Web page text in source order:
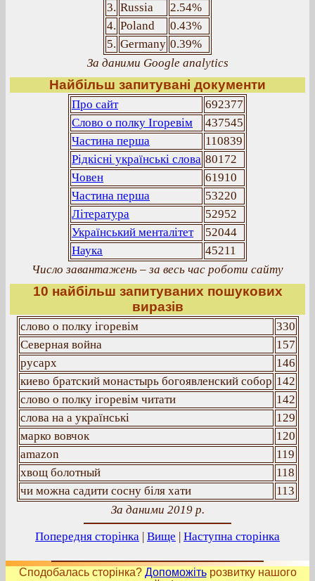
3. Russia
2.54%
4. Poland
0.43%
5. Germany 0.39%
За даними Google analytics
Найбільш запитувані документи
Про сайт
692377
Слово о полку Ігоревім
437545
Частина перша
110839
Рідкісні українські слова 80172
Човен
61910
Частина перша
53220
Література
52952
Український менталітет
52044
Наука
45211
Число завантажень – за весь час роботи сайту
10 найбільш запитуваних пошукових
виразів
слово о полку ігоревім
330
Северная война
157
русарх
146
киево братский монастырь богоявленский собор 142
слово о полку ігоревім читати
142
слова на а українські
129
марко вовчок
120
amazon
119
хвощ болотный
118
чи можна садити сосну біля хати
113
За даними 2019 р.
Попередня сторінка | Вище | Наступна сторінка
Сподобалась сторінка? Допоможітьрозвитку нашого